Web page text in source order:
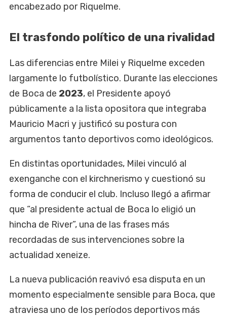
encabezado por Riquelme.
El trasfondo político de una rivalidad
Las diferencias entre Milei y Riquelme exceden
largamente lo futbolístico. Durante las elecciones
de Boca de 2023, el Presidente apoyó
públicamente a la lista opositora que integraba
Mauricio Macri y justificó su postura con
argumentos tanto deportivos como ideológicos.
En distintas oportunidades, Milei vinculó al
exenganche con el kirchnerismo y cuestionó su
forma de conducir el club. Incluso llegó a afirmar
que “al presidente actual de Boca lo eligió un
hincha de River”, una de las frases más
recordadas de sus intervenciones sobre la
actualidad xeneize.
La nueva publicación reavivó esa disputa en un
momento especialmente sensible para Boca, que
atraviesa uno de los períodos deportivos más